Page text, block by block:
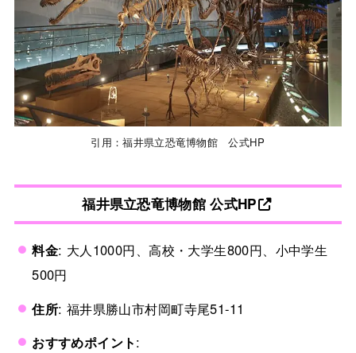
引用：福井県立恐竜博物館 公式HP
福井県立恐竜博物館 公式HP
料金: 大人1000円、高校・大学生800円、小中学生
500円
住所: 福井県勝山市村岡町寺尾51-11
おすすめポイント: